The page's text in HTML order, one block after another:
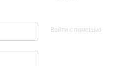
Войти с помощью